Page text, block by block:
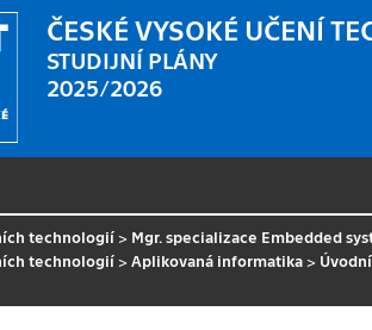
ČESKÉ VYSOKÉ UČENÍ
STUDIJNÍ PLÁNY
2025/2026
technologií > Mgr. specializace Embedded
technologií > Aplikovaná informatika >